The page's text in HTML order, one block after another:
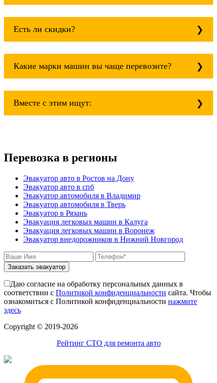
расстояние звоните круглосуточно, но
Есть ли скидки?
можно получить дешево и быстро
Какие марки машин вы чаще перевозите?
isuzu;
nissan;
малолитражные авто и скутеры.
Вместе с этим ищут:
автоматической КПП блокировка колес
Как вызвать эвакуатор манипулятора для
Эвакуатор с паркинга штрафстоянки
Якиманка - Екатеринбург буксровка
Как вызвать эвакуатор с подземного
паркинга
Якиманка - Марьино недорого
Якиманка - Питер
эвакуатор седан
эвакуатор пикапа
эвакуатор фургона
эвакуатор истра
эвакуатор в сто
эвакуатор гидравлической
эвакуатор буксировка
эвакуатор Якиманка - климовск
мотоэвакуатор
домодедовская
зарайск
рублевское шоссе
Перевозка в регионы
Эвакуатор авто в Ростов на Дону
Эвакуатор авто в спб
Эвакуатор автомобиля в Владимир
Эвакуатор автомобиля в Тверь
Эвакуатор в Рязань
Эвакуация легковых машин в Калуга
Эвакуация легковых машин в Воронеж
Эвакуатор внедорожников в Нижний Новгород
Заказать эвакуатор
Даю согласие на обработку персональных данных в
соответствии с Политикой конфиденциальности сайта. Чтобы
ознакомиться с Политикой конфиденциальности нажмите
здесь
Сopyright © 2019-2026
Рейтинг СТО для ремонта авто